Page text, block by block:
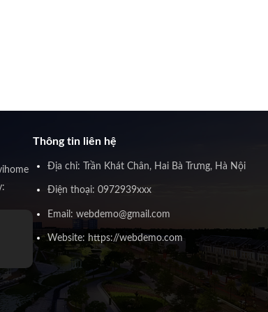
Thông tin liên hệ
Địa chỉ: Trần Khát Chân, Hai Bà Trưng, Hà Nội
Điện thoại: 0972939xxx
Email: webdemo@gmail.com
Website: https://webdemo.com